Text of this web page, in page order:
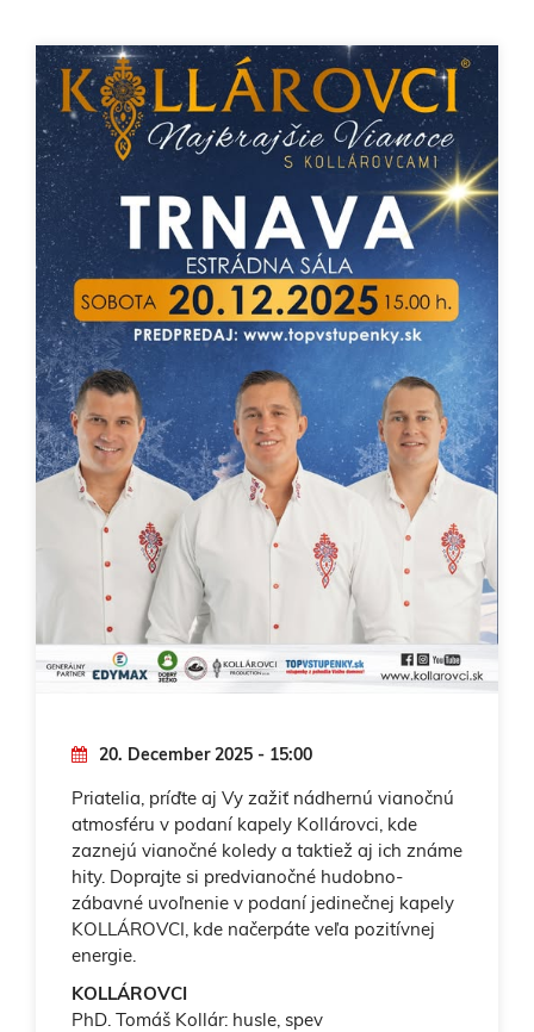
20. December 2025 - 15:00
Priatelia, príďte aj Vy zažiť nádhernú vianočnú
atmosféru v podaní kapely Kollárovci, kde
zaznejú vianočné koledy a taktiež aj ich známe
hity. Doprajte si predvianočné hudobno-
zábavné uvoľnenie v podaní jedinečnej kapely
KOLLÁROVCI, kde načerpáte veľa pozitívnej
energie.
KOLLÁROVCI
PhD. Tomáš Kollár: husle, spev